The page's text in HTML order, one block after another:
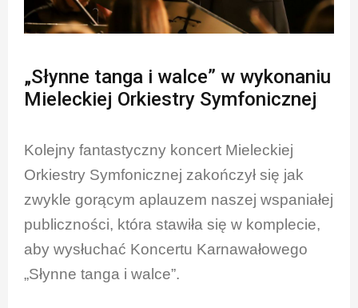
„Słynne tanga i walce” w wykonaniu
Mieleckiej Orkiestry Symfonicznej
Kolejny fantastyczny koncert Mieleckiej
Orkiestry Symfonicznej zakończył się jak
zwykle gorącym aplauzem naszej wspaniałej
publiczności, która stawiła się w komplecie,
aby wysłuchać Koncertu Karnawałowego
„Słynne tanga i walce”.